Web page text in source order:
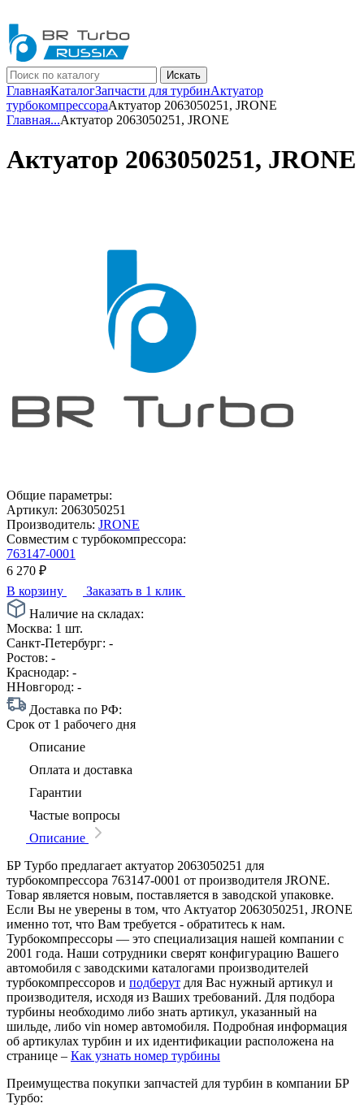
Искать
ГлавнаяКаталогЗапчасти для турбинАктуатор
турбокомпрессораАктуатор 2063050251, JRONE
Главная...Актуатор 2063050251, JRONE
Актуатор 2063050251, JRONE
Общие параметры:
Артикул: 2063050251
Производитель: JRONE
Совместим с турбокомпрессора:
763147-0001
6 270 ₽
В корзину
Заказать в 1 клик
Наличие на складах:
Москва: 1 шт.
Санкт-Петербург: -
Ростов: -
Краснодар: -
ННовгород: -
Доставка по РФ:
Срок от 1 рабочего дня
Описание
Оплата и доставка
Гарантии
Частые вопросы
Описание
БР Турбо предлагает актуатор 2063050251 для
турбокомпрессора 763147-0001 от производителя JRONE.
Товар является новым, поставляется в заводской упаковке.
Если Вы не уверены в том, что Актуатор 2063050251, JRONE
именно тот, что Вам требуется - обратитесь к нам.
Турбокомпрессоры — это специализация нашей компании с
2001 года. Наши сотрудники сверят конфигурацию Вашего
автомобиля с заводскими каталогами производителей
турбокомпрессоров и подберут для Вас нужный артикул и
производителя, исходя из Ваших требований. Для подбора
турбины необходимо либо знать артикул, указанный на
шильде, либо vin номер автомобиля. Подробная информация
об артикулах турбин и их идентификации расположена на
странице – Как узнать номер турбины
Преимущества покупки запчастей для турбин в компании БР
Турбо: